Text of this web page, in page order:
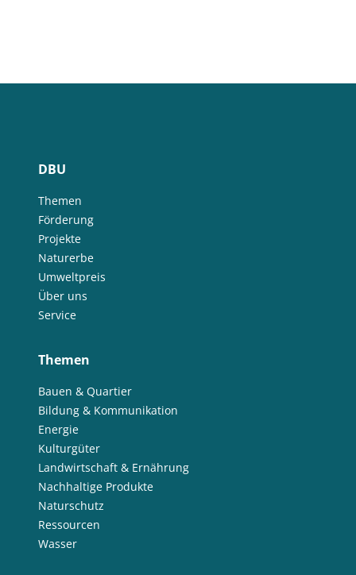
DBU
Themen
Förderung
Projekte
Naturerbe
Umweltpreis
Über uns
Service
Themen
Bauen & Quartier
Bildung & Kommunikation
Energie
Kulturgüter
Landwirtschaft & Ernährung
Nachhaltige Produkte
Naturschutz
Ressourcen
Wasser